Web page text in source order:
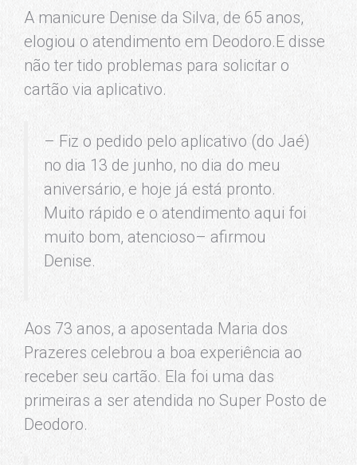
A manicure Denise da Silva, de 65 anos,
elogiou o atendimento em Deodoro.E disse
não ter tido problemas para solicitar o
cartão via aplicativo.
– Fiz o pedido pelo aplicativo (do Jaé)
no dia 13 de junho, no dia do meu
aniversário, e hoje já está pronto.
Muito rápido e o atendimento aqui foi
muito bom, atencioso– afirmou
Denise.
Aos 73 anos, a aposentada Maria dos
Prazeres celebrou a boa experiência ao
receber seu cartão. Ela foi uma das
primeiras a ser atendida no Super Posto de
Deodoro.